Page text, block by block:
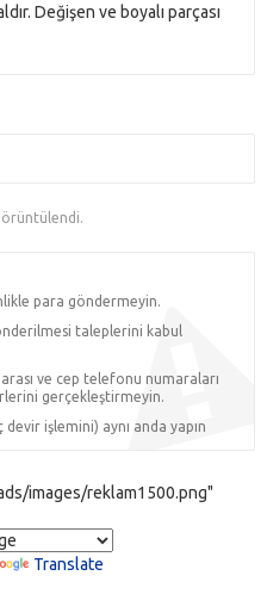
Değişen ve boyalı parçası
para göndermeyin.
taleplerini kabul
ve cep telefonu numaraları
gerçekleştirmeyin.
işlemini) aynı anda yapın
images/reklam1500.png"
Translate